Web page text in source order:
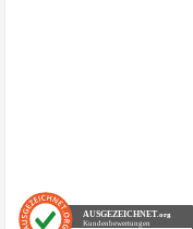
AUSGEZEICHNET.org
Kundenbewertungen